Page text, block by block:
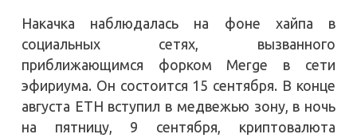
Накачка наблюдалась на фоне хайпа в
социальных сетях, вызванного
приближающимся форком Merge в сети
эфириума. Он состоится 15 сентября. В конце
августа ETH вступил в медвежью зону, в ночь
на пятницу, 9 сентября, криптовалюта